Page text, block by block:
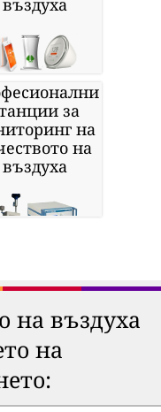
въздуха
за
на
на
въздуха
на въздуха
на